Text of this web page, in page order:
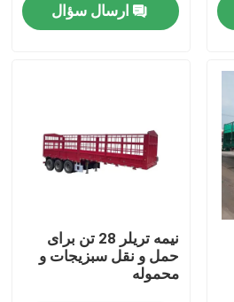
ارسال سؤال
نیمه تریلر 28 تن برای
حمل و نقل سبزیجات و
محموله